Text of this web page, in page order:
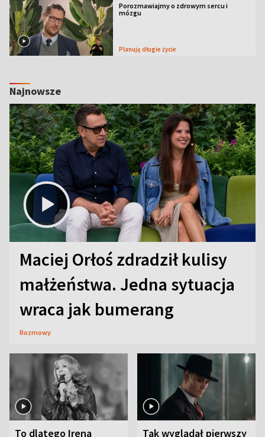
Porozmawiajmy o zdrowym sercu i
mózgu
Planuję długie życie
Najnowsze
Maciej Orłoś zdradził kulisy
małżeństwa. Jedna sytuacja
wraca jak bumerang
Rozmowy
To dlatego Irena Tak wyglądał pierwszy